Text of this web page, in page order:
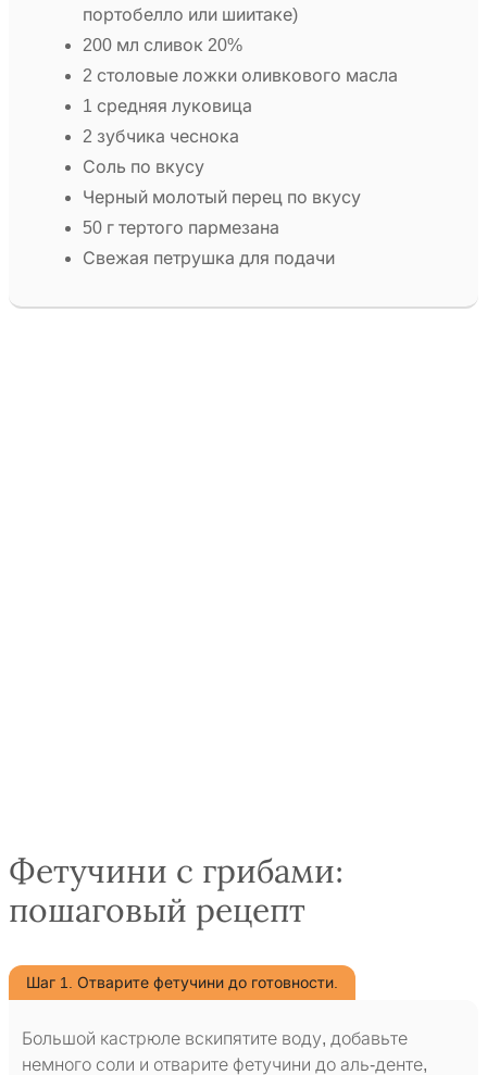
портобелло или шиитаке)
200 мл сливок 20%
2 столовые ложки оливкового масла
1 средняя луковица
2 зубчика чеснока
Соль по вкусу
Черный молотый перец по вкусу
50 г тертого пармезана
Свежая петрушка для подачи
Фетучини с грибами:
пошаговый рецепт
Шаг 1. Отварите фетучини до готовности.
Большой кастрюле вскипятите воду, добавьте
немного соли и отварите фетучини до аль-денте,